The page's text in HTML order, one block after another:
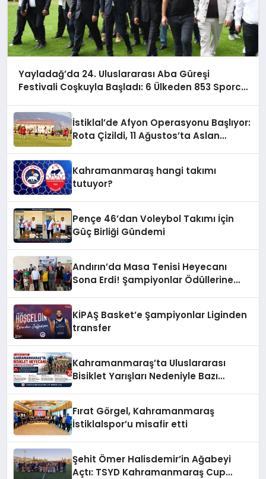
Yayladağ’da 24. Uluslararası Aba Güreşi
Festivali Coşkuyla Başladı: 6 Ülkeden 853 Sporcu
İstiklal’de Afyon Operasyonu Başlıyor:
Rota Çizildi, 11 Ağustos’ta Aslan
Kahramanmaraş hangi takımı
tutuyor?
Pençe 46’dan Voleybol Takımı İçin
Güç Birliği Gündemi
Andırın’da Masa Tenisi Heyecanı
Sona Erdi! Şampiyonlar Ödüllerine
KİPAŞ Basket’e Şampiyonlar Liginden
transfer
Kahramanmaraş’ta Uluslararası
Bisiklet Yarışları Nedeniyle Bazı
Fırat Görgel, Kahramanmaraş
İstiklalspor’u misafir etti
Şehit Ömer Halisdemir’in Ağabeyi
Açtı: TSYD Kahramanmaraş Cup